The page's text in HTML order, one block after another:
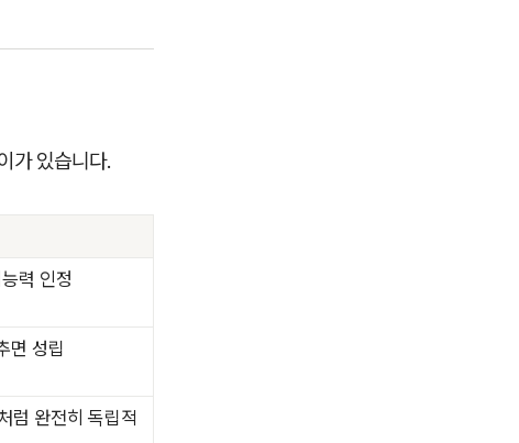
가 있습니다.
력 인정
면 성립
럼 완전히 독립적